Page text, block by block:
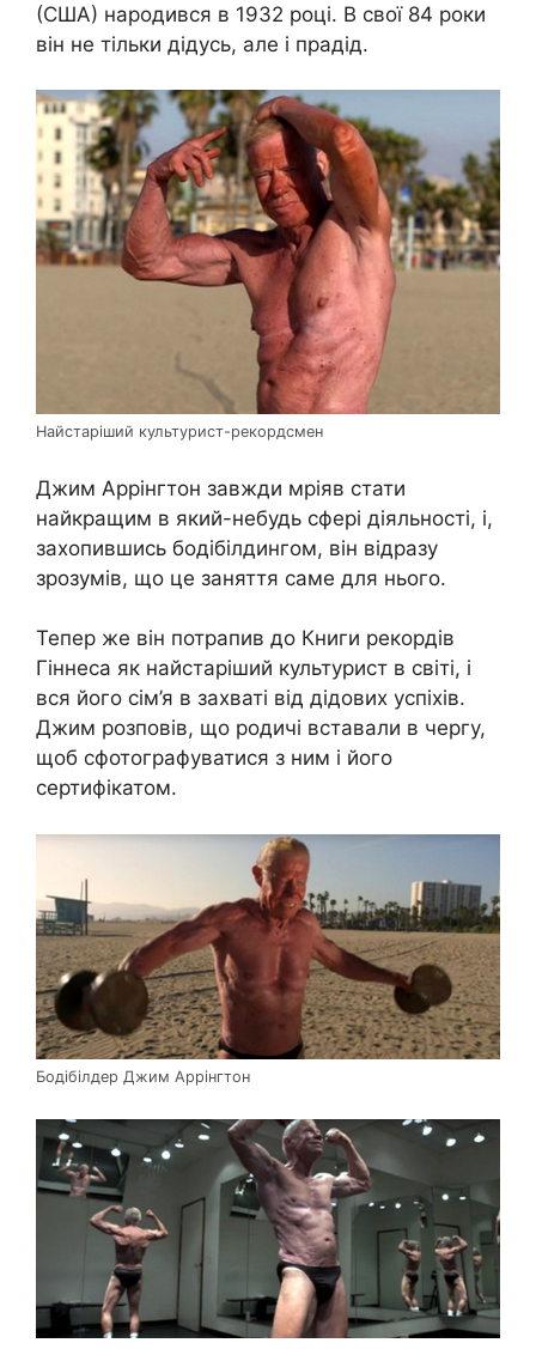
(США) народився в 1932 році. В свої 84 роки
він не тільки дідусь, але і прадід.
Найстаріший культурист-рекордсмен
Джим Аррінгтон завжди мріяв стати
найкращим в який-небудь сфері діяльності, і,
захопившись бодібілдингом, він відразу
зрозумів, що це заняття саме для нього.
Тепер же він потрапив до Книги рекордів
Гіннеса як найстаріший культурист в світі, і
вся його сім’я в захваті від дідових успіхів.
Джим розповів, що родичі вставали в чергу,
щоб сфотографуватися з ним і його
сертифікатом.
Бодібілдер Джим Аррінгтон